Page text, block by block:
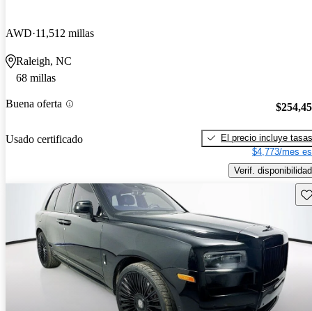
AWD 11,512 millas
Raleigh, NC
68 millas
Buena oferta
Usado certificado
El precio incluye tasas
$4,773/mes
Verif. disponibilidad